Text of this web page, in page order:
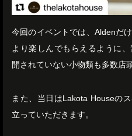
今回のイベントでは、Aldenだ
より楽しんでもらえるように
開されていない小物類も多数店
また、当日はLakota Houseの
立っていただきます。